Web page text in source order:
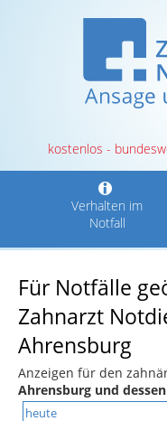
kostenlos -
Verhalten im
Notfall
Für Notfälle
Zahnarzt
Ahrensburg
Anzeigen für den
Ahrensburg und